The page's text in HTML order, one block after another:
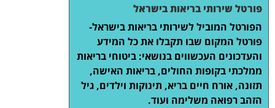
פורטל שירותי בריאות בישראל
הפורטל המוביל לשירותי בריאות בישראל-
פורטל המקום שבו תקבלו את כל המידע
והעדכונים העכשווים בנושאי: ביטוחי בריאות
ממלכתי בקופות החולים, בריאות האישה,
תזונה, אורח חיים בריא, תינוקות וילדים, גיל
הזהב רפואה משלימה ועוד.